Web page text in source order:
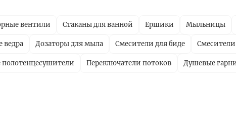
вентили Стаканы для ванной Ершики Мыльницы
ведра Дозаторы для мыла Смесители для биде
полотенцесушители Переключатели потоков Душевые